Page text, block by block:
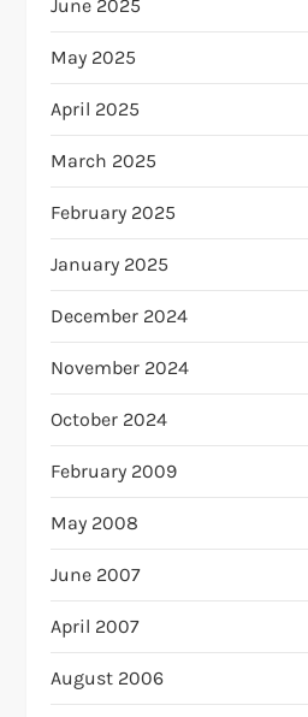
June 2025
May 2025
April 2025
March 2025
February 2025
January 2025
December 2024
November 2024
October 2024
February 2009
May 2008
June 2007
April 2007
August 2006